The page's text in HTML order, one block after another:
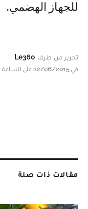
للجهاز الهضمي.
تحرير من طرف Le360
في 22/06/2015 على الساعة 10:22
مقالات ذات صلة